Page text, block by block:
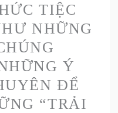
TIỆC
NHỮNG
Ý
ĐỂ
“TRẢI